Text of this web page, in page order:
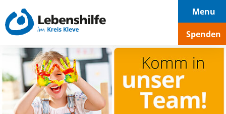
Hauptnavigation Menu
Spenden